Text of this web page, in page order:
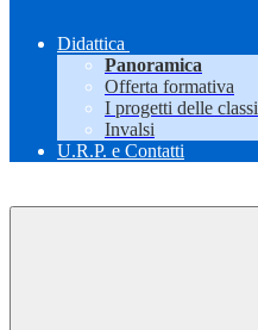
Didattica
Panoramica
Offerta formativa
I progetti delle classi
Invalsi
U.R.P. e Contatti